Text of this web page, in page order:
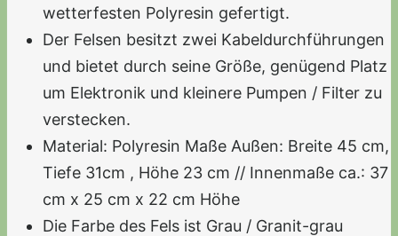
wetterfesten Polyresin gefertigt.
Der Felsen besitzt zwei Kabeldurchführungen
und bietet durch seine Größe, genügend Platz
um Elektronik und kleinere Pumpen / Filter zu
verstecken.
Material: Polyresin Maße Außen: Breite 45 cm,
Tiefe 31cm , Höhe 23 cm // Innenmaße ca.: 37
cm x 25 cm x 22 cm Höhe
Die Farbe des Fels ist Grau / Granit-grau